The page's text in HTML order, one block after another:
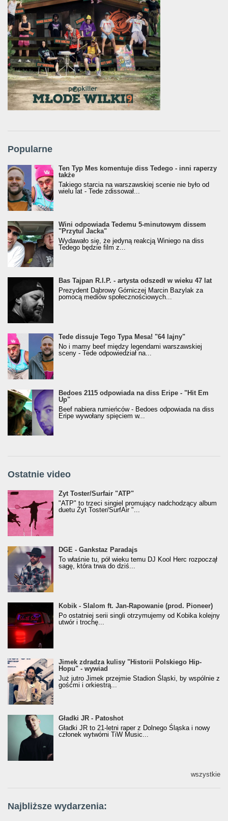
Popularne
Ten Typ Mes komentuje diss Tedego - inni raperzy
także
Takiego starcia na warszawskiej scenie nie było od
wielu lat - Tede zdissował...
Wini odpowiada Tedemu 5-minutowym dissem
"Przytul Jacka"
Wydawało się, że jedyną reakcją Winiego na diss
Tedego będzie film z...
Bas Tajpan R.I.P. - artysta odszedł w wieku 47 lat
Prezydent Dąbrowy Górniczej Marcin Bazylak za
pomocą mediów społecznościowych...
Tede dissuje Tego Typa Mesa! "64 lajny"
No i mamy beef między legendami warszawskiej
sceny - Tede odpowiedział na...
Bedoes 2115 odpowiada na diss Eripe - "Hit Em
Up"
Beef nabiera rumieńców - Bedoes odpowiada na diss
Eripe wywołany spięciem w...
Ostatnie video
Żyt Toster/SurfAir - ATP VIDEO
Żyt Toster/Surfair "ATP"
"ATP" to trzeci singiel promujący nadchodzący album
duetu Żyt Toster/SurfAir "...
donGURALesko z nagrodą za
Klasyczny/Trueschoolowy Album Roku
(Popkillery 2023)
DGE - Gankstaz Paradajs
To właśnie tu, pół wieku temu DJ Kool Herc rozpoczął
sagę, która trwa do dziś...
Kobik - Slalom ft. Jan-Rapowanie (prod. Pioneer)
[Official Music Visualiser]
Kobik - Slalom ft. Jan-Rapowanie (prod. Pioneer)
Po ostatniej serii singli otrzymujemy od Kobika kolejny
utwór i trochę...
Jimek zdradza kulisy "Historii Polskiego Hip-
Hopu" - wywiad
Jimek zdradza kulisy "Historii Polskiego Hip-
Hopu" - wywiad
Już jutro Jimek przejmie Stadion Śląski, by wspólnie z
gośćmi i orkiestrą...
Gładki JR - Patoshot
Gładki JR - Patoshot
Gładki JR to 21-letni raper z Dolnego Śląska i nowy
członek wytwórni TiW Music...
wszystkie
Najbliższe wydarzenia: